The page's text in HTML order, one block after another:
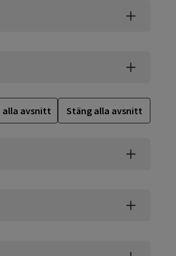
alla avsnitt Stäng alla avsnitt